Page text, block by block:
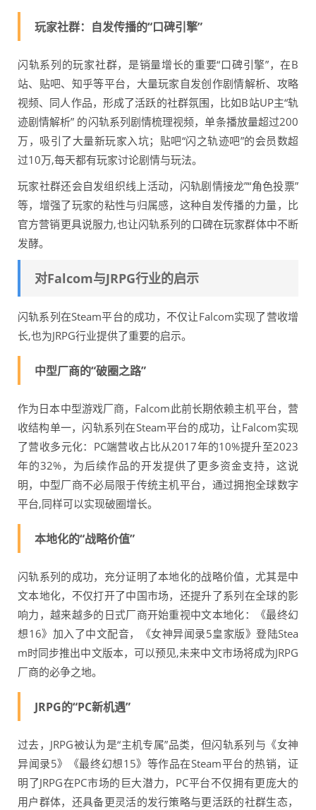
玩家社群：自发传播的“口碑引擎”
闪轨系列的玩家社群，是销量增长的重要“口碑引擎”，在B
站、贴吧、知乎等平台，大量玩家自发创作剧情解析、攻略
视频、同人作品，形成了活跃的社群氛围，比如B站UP主“轨
迹剧情解析” 的闪轨系列剧情梳理视频，单条播放量超过200
万，吸引了大量新玩家入坑；贴吧“闪之轨迹吧”的会员数超
过10万,每天都有玩家讨论剧情与玩法。
玩家社群还会自发组织线上活动，闪轨剧情接龙”“角色投票”
等，增强了玩家的粘性与归属感，这种自发传播的力量，比
官方营销更具说服力,也让闪轨系列的口碑在玩家群体中不断
发酵。
对Falcom与JRPG行业的启示
闪轨系列在Steam平台的成功，不仅让Falcom实现了营收增
长,也为JRPG行业提供了重要的启示。
中型厂商的“破圈之路”
作为日本中型游戏厂商，Falcom此前长期依赖主机平台，营
收结构单一，闪轨系列在Steam平台的成功，让Falcom实现
了营收多元化：PC端营收占比从2017年的10%提升至2023
年的32%，为后续作品的开发提供了更多资金支持，这说
明，中型厂商不必局限于传统主机平台，通过拥抱全球数字
平台,同样可以实现破圈增长。
本地化的“战略价值”
闪轨系列的成功，充分证明了本地化的战略价值，尤其是中
文本地化，不仅打开了中国市场，还提升了系列在全球的影
响力，越来越多的日式厂商开始重视中文本地化：《最终幻
想16》加入了中文配音，《女神异闻录5皇家版》登陆Stea
m时同步推出中文版本，可以预见,未来中文市场将成为JRPG
厂商的必争之地。
JRPG的“PC新机遇”
过去，JRPG被认为是“主机专属”品类，但闪轨系列与《女神
异闻录5》《最终幻想15》等作品在Steam平台的热销，证
明了JRPG在PC市场的巨大潜力，PC平台不仅拥有更庞大的
用户群体，还具备更灵活的发行策略与更活跃的社群生态，